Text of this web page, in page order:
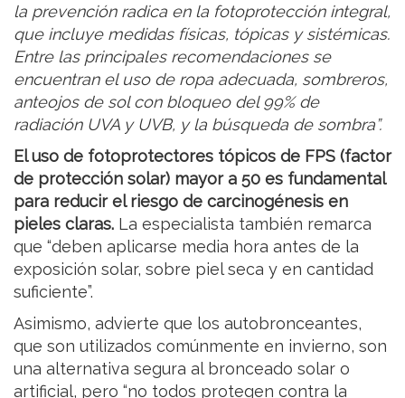
la prevención radica en la fotoprotección integral,
que incluye medidas físicas, tópicas y sistémicas.
Entre las principales recomendaciones se
encuentran el uso de ropa adecuada, sombreros,
anteojos de sol con bloqueo del 99% de
radiación UVA y UVB, y la búsqueda de sombra”.
El uso de fotoprotectores tópicos de FPS (factor
de protección solar) mayor a 50 es fundamental
para reducir el riesgo de carcinogénesis en
pieles claras. La especialista también remarca
que “deben aplicarse media hora antes de la
exposición solar, sobre piel seca y en cantidad
suficiente”.
Asimismo, advierte que los autobronceantes,
que son utilizados comúnmente en invierno, son
una alternativa segura al bronceado solar o
artificial, pero “no todos protegen contra la